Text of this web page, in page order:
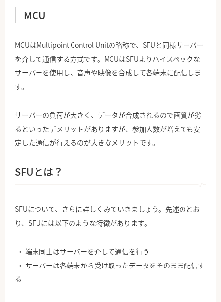
MCU
MCUはMultipoint Control Unitの略称で、SFUと同様サーバー
を介して通信する方式です。MCUはSFUよりハイスペックな
サーバーを使用し、音声や映像を合成して各端末に配信しま
す。
サーバーの負荷が大きく、データが合成されるので画質が劣
るといったデメリットがありますが、参加人数が増えても安
定した通信が行えるのが大きなメリットです。
SFUとは？
SFUについて、さらに詳しくみていきましょう。先述のとお
り、SFUには以下のような特徴があります。
端末同士はサーバーを介して通信を行う
サーバーは各端末から受け取ったデータをそのまま配信す
る